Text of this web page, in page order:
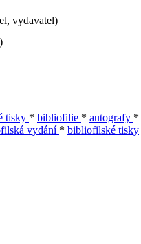
vydavatel)
tisky * bibliofilie * autografy *
vydání * bibliofilské tisky